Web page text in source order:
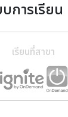
การเรียน
เรียนที่สาขา